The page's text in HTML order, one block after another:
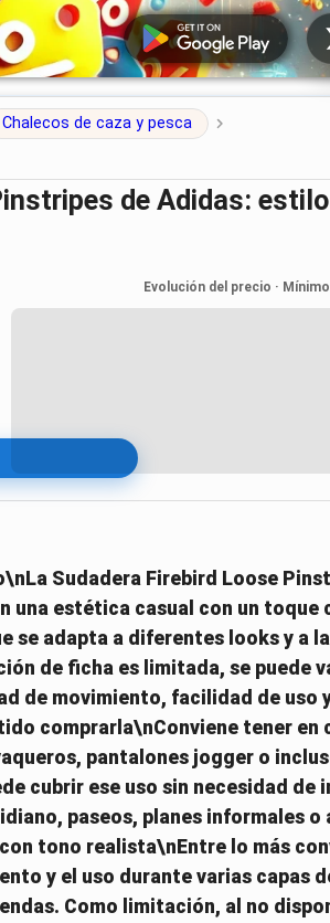
Chalecos de caza y pesca
Evolución del precio ·
Sudadera Firebird Loose
una estética casual con un toque
se adapta a diferentes looks y a
de ficha es limitada, se puede
de movimiento, facilidad de uso
comprarla\nConviene tener en
pantalones jogger o
cubrir ese uso sin necesidad de
paseos, planes informales
tono realista\nEntre lo más
y el uso durante varias capas
Como limitación, al no